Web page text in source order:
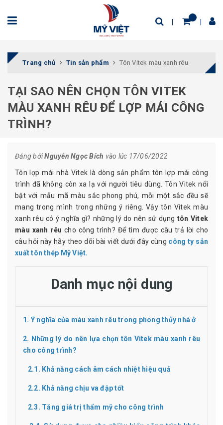
Trang chủ Tin sản phẩm Tôn Vitek màu xanh rêu
TẠI SAO NÊN CHỌN TÔN VITEK
MÀU XANH RÊU ĐỂ LỢP MÁI CÔNG
TRÌNH?
Đăng bởiNguyễn Ngọc Bích vào lúc 17/06/2022
Tôn lợp mái nhà Vitek là dòng sản phẩm tôn lợp mái công
trình đã không còn xa lạ với người tiêu dùng. Tôn Vitek nổi
bật với mẫu mã màu sắc phong phú, mỗi một sắc đều sẽ
mang trong mình trong những ý riêng. Vậy tôn Vitek màu
xanh rêu có ý nghĩa gì? những lý do nên sử dụng tôn Vitek
màu xanh rêu cho công trình? Để tìm được câu trả lời cho
câu hỏi này hãy theo dõi bài viết dưới đây cùng công ty sản
xuất tôn thép Mỹ Việt.
Danh mục nội dung
1. Ý nghĩa của màu xanh rêu trong phong thủy nhà ở
2. Những lý do nên lựa chọn tôn Vitek màu xanh rêu
cho công trình?
2.1. Khả năng cách âm cách nhiệt hiệu quả
2.2. Khả năng chịu va đập tốt
2.3. Tăng giá trị thẩm mỹ cho công trình